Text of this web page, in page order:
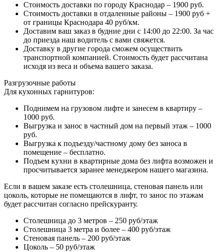
Стоимость доставки по городу Краснодар – 1900 руб.
Стоимость доставки в отдаленные районы – 1900 руб +
от границы Краснодара 40 руб/км.
Доставим ваш заказ в будние дни с 14:00 до 22:00. За час
до приезда наш водитель с вами свяжется.
Доставку в другие города сможем осуществить
транспортной компанией. Стоимость будет рассчитана
исходя из веса и объема вашего заказа.
Разгрузочные работы
Для кухонных гарнитуров:
Поднимем на грузовом лифте и занесем в квартиру –
1000 руб.
Выгрузка и занос в частный дом на первый этаж – 1000
руб.
Выгрузка к подъезду/частному дому без заноса в
помещение – бесплатно.
Подъем кухни в квартирные дома без лифта возможен и
просчитывается заранее менеджером нашего магазина.
Если в вашем заказе есть столешница, стеновая панель или
цоколь, которые не помещаются в лифт, то занос по этажам
будет рассчитан согласно прейскуранту.
Столешница до 3 метров – 250 руб/этаж
Столешница 3 метра и более – 400 руб/этаж
Стеновая панель – 200 руб/этаж
Цоколь – 50 руб/этаж